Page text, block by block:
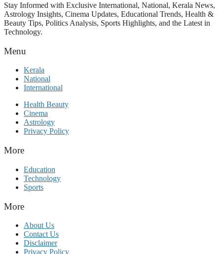
ഘടകത്തോട് അതൃപ്തി
Stay Informed with Exclusive International, National, Kerala News,
Astrology Insights, Cinema Updates, Educational Trends, Health &
Beauty Tips, Politics Analysis, Sports Highlights, and the Latest in
Technology.
Menu
Kerala
National
International
Health Beauty
Cinema
Astrology
Privacy Policy
More
Education
Technology
Sports
More
About Us
Contact Us
Disclaimer
Privacy Policy